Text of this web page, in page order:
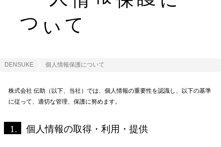
つ い て
DENSUKE 個人情報保護について
株式会社 伝助（以下、当社）では、個人情報の重要性を認識し、以下の基準
に従って、適切な管理、保護に努めます。
1. 個人情報の取得・利用・提供